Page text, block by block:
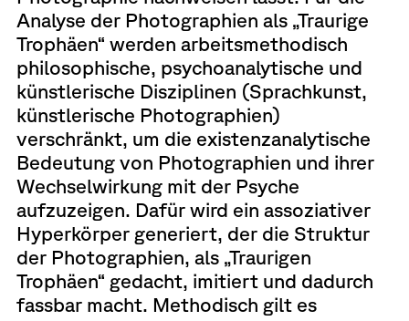
Analyse der Photographien als „Traurige
Trophäen“ werden arbeitsmethodisch
philosophische, psychoanalytische und
künstlerische Disziplinen (Sprachkunst,
künstlerische Photographien)
verschränkt, um die existenzanalytische
Bedeutung von Photographien und ihrer
Wechselwirkung mit der Psyche
aufzuzeigen. Dafür wird ein assoziativer
Hyperkörper generiert, der die Struktur
der Photographien, als „Traurigen
Trophäen“ gedacht, imitiert und dadurch
fassbar macht. Methodisch gilt es